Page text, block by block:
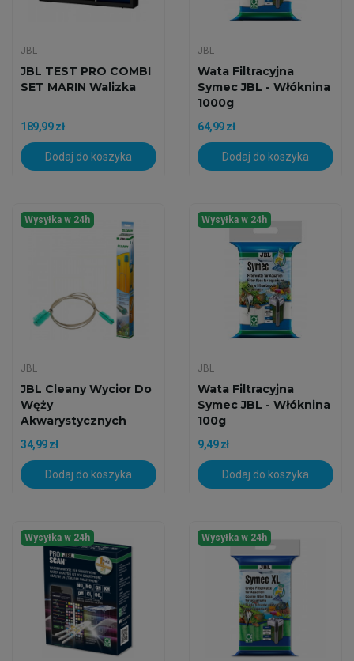
JBL
JBL TEST PRO COMBI
SET MARIN Walizka
189,99 zł
Dodaj do koszyka
JBL
Wata Filtracyjna
Symec JBL - Włóknina
1000g
64,99 zł
Dodaj do koszyka
Wysyłka w 24h
JBL
JBL Cleany Wycior Do
Węży
Akwarystycznych
34,99 zł
Dodaj do koszyka
Wysyłka w 24h
JBL
Wata Filtracyjna
Symec JBL - Włóknina
100g
9,49 zł
Dodaj do koszyka
Wysyłka w 24h Wysyłka w 24h